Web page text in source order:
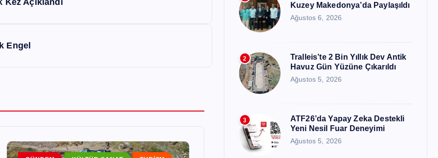
Açıklandı
Engel
Kuzey Makedonya’da Paylaşıldı
Ağustos 6, 2026
2
Tralleis’te 2 Bin Yıllık Dev Antik
Havuz Gün Yüzüne Çıkarıldı
Ağustos 5, 2026
3
ATF26’da Yapay Zeka Destekli
Yeni Nesil Fuar Deneyimi
Ağustos 5, 2026